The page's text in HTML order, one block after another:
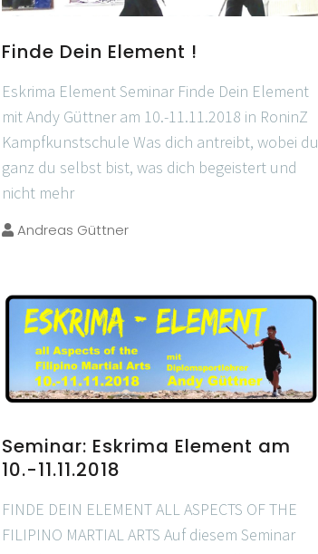
Finde Dein Element !
Eskrima Element Seminar Finde Dein Element
mit Andy Güttner am 10.-11.11.2018 in RoninZ
Kampfkunstschule Was dich antreibt, wobei du
ganz du selbst bist, was dich begeistert und
nicht mehr
Andreas Güttner
Seminar: Eskrima Element am
10.-11.11.2018
FINDE DEIN ELEMENT ALL ASPECTS OF THE
FILIPINO MARTIAL ARTS Auf diesem Seminar